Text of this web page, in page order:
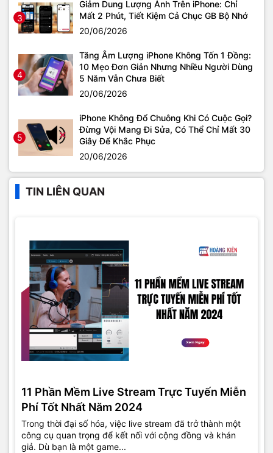
3
Giảm Dung Lượng Ảnh Trên iPhone: Chỉ
Mất 2 Phút, Tiết Kiệm Cả Chục GB Bộ Nhớ
20/06/2026
4
Tăng Âm Lượng iPhone Không Tốn 1 Đồng:
10 Mẹo Đơn Giản Nhưng Nhiều Người Dùng
5 Năm Vẫn Chưa Biết
20/06/2026
5
iPhone Không Đổ Chuông Khi Có Cuộc Gọi?
Đừng Vội Mang Đi Sửa, Có Thể Chỉ Mất 30
Giây Để Khắc Phục
20/06/2026
TIN LIÊN QUAN
11 Phần Mềm Live Stream Trực Tuyến Miễn
Phí Tốt Nhất Năm 2024
Trong thời đại số hóa, việc live stream đã trở thành một
công cụ quan trọng để kết nối với cộng đồng và khán
giả. Dù bạn là một game...